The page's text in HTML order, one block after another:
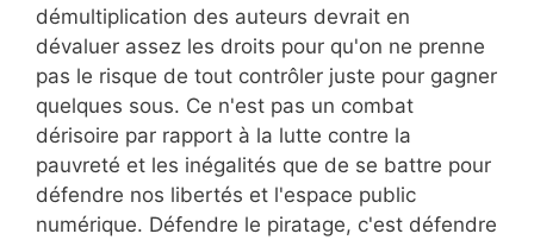
démultiplication des auteurs devrait en
dévaluer assez les droits pour qu'on ne prenne
pas le risque de tout contrôler juste pour gagner
quelques sous. Ce n'est pas un combat
dérisoire par rapport à la lutte contre la
pauvreté et les inégalités que de se battre pour
défendre nos libertés et l'espace public
numérique. Défendre le piratage, c'est défendre